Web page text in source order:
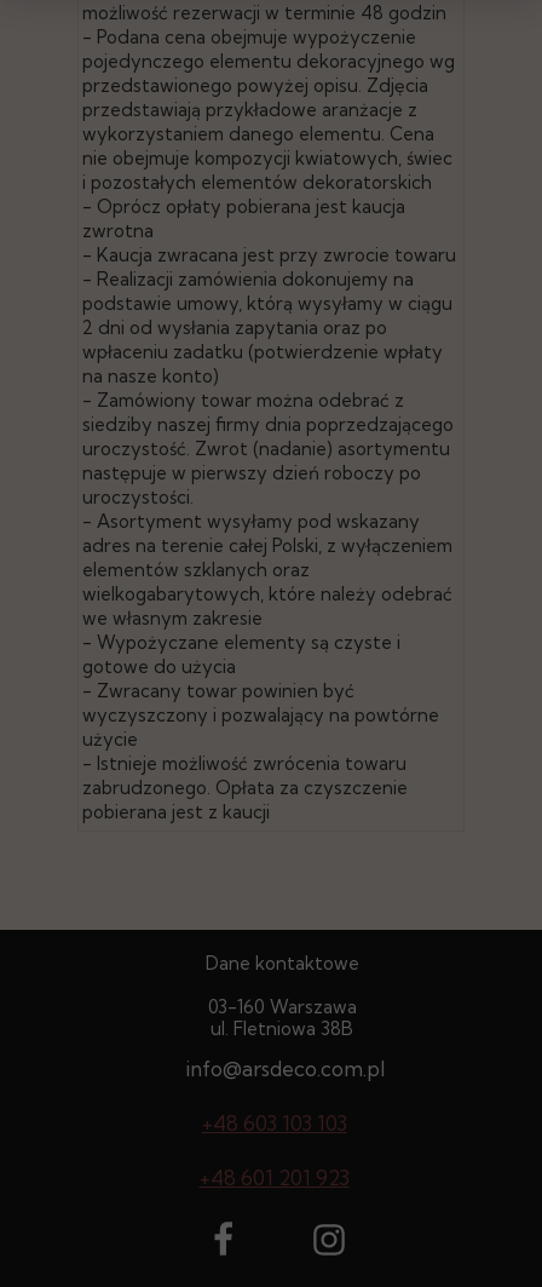
Dane kontaktowe
03-160 Warszawa
ul. Fletniowa 38B
+48 603 103 103
info@arsdeco.com.pl
+48 601 201 923
możliwość rezerwacji w terminie 48 godzin
- Podana cena obejmuje wypożyczenie
pojedynczego elementu dekoracyjnego wg
przedstawionego powyżej opisu. Zdjęcia
przedstawiają przykładowe aranżacje z
wykorzystaniem danego elementu. Cena
nie obejmuje kompozycji kwiatowych, świec
i pozostałych elementów dekoratorskich
- Oprócz opłaty pobierana jest kaucja
zwrotna
- Kaucja zwracana jest przy zwrocie towaru
- Realizacji zamówienia dokonujemy na
podstawie umowy, którą wysyłamy w ciągu
2 dni od wysłania zapytania oraz po
wpłaceniu zadatku (potwierdzenie wpłaty
na nasze konto)
- Zamówiony towar można odebrać z
siedziby naszej firmy dnia poprzedzającego
uroczystość. Zwrot (nadanie) asortymentu
następuje w pierwszy dzień roboczy po
uroczystości.
- Asortyment wysyłamy pod wskazany
adres na terenie całej Polski, z wyłączeniem
elementów szklanych oraz
wielkogabarytowych, które należy odebrać
we własnym zakresie
- Wypożyczane elementy są czyste i
gotowe do użycia
- Zwracany towar powinien być
wyczyszczony i pozwalający na powtórne
użycie
- Istnieje możliwość zwrócenia towaru
zabrudzonego. Opłata za czyszczenie
pobierana jest z kaucji